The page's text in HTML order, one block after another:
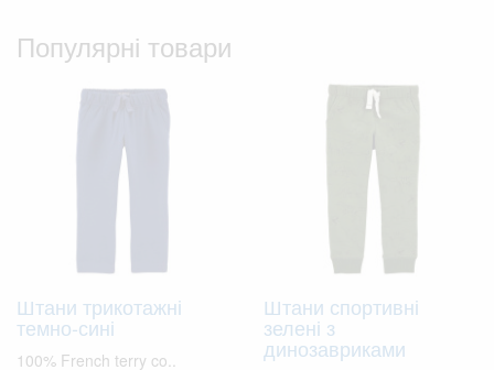
Популярні товари
Штани трикотажні
темно-сині
100% French terry co..
Штани спортивні
зелені з
динозавриками